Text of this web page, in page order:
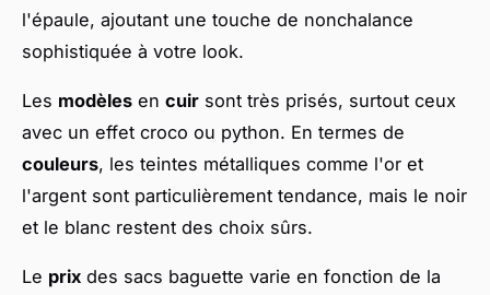
l'épaule, ajoutant une touche de nonchalance
sophistiquée à votre look.
Les modèles en cuir sont très prisés, surtout ceux
avec un effet croco ou python. En termes de
couleurs, les teintes métalliques comme l'or et
l'argent sont particulièrement tendance, mais le noir
et le blanc restent des choix sûrs.
Le prix des sacs baguette varie en fonction de la